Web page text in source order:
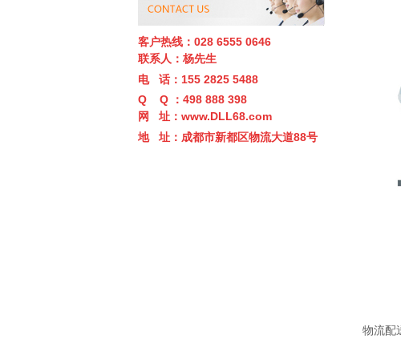
客户热线：028 6555 0646
联系人：杨先生
电 话：155 2825 5488
Q Q ：498 888 398
网 址： www.DLL68.com
地 址：成都市新都区物流大道88号
物流配